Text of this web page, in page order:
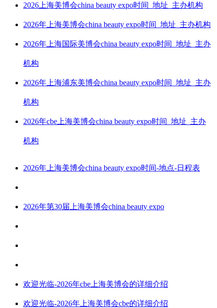
2026上海美博会china beauty expo时间_地址_主办机构
2026年上海美博会china beauty expo时间_地址_主办机构
2026年上海国际美博会china beauty expo时间_地址_主办
机构
2026年上海浦东美博会china beauty expo时间_地址_主办
机构
2026年cbe上海美博会china beauty expo时间_地址_主办
机构
2026年上海美博会china beauty expo时间-地点-日程表
2026年第30届上海美博会china beauty expo
欢迎光临-2026年cbe上海美博会的详细介绍
欢迎光临-2026年上海美博会cbe的详细介绍